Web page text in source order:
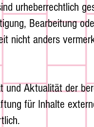
urheberrechtlich
Bearbeitung
nicht anders
und Aktualität der
für Inhalte